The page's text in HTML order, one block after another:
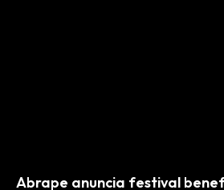
Abrape anuncia festival